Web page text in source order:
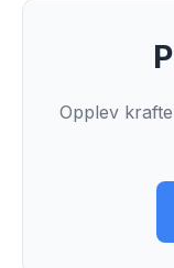
Opplev